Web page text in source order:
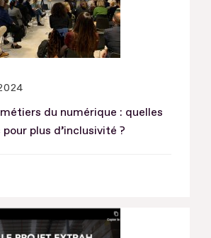
du numérique : quelles
plus d’inclusivité ?